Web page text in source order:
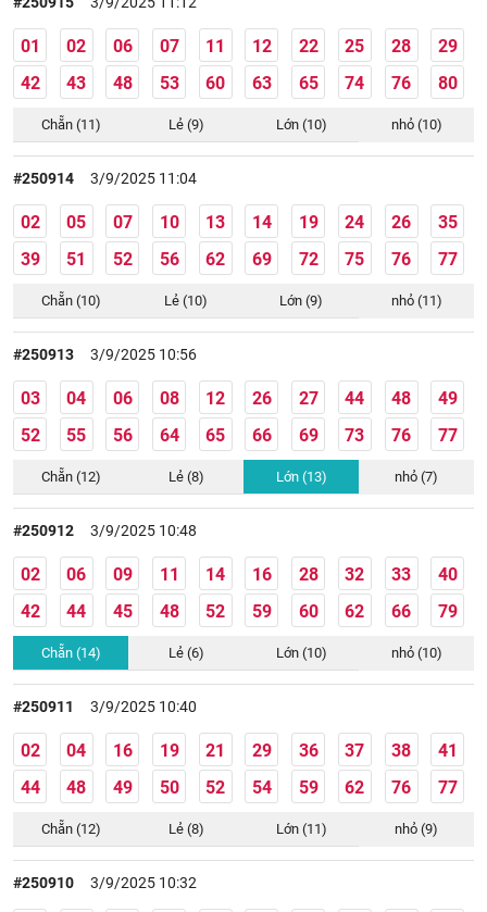
01 02 06 07 11 12 22 25 28
29
42
43 48 53 60 63 65 74 76 80
Chẵn (11) Lẻ (9) Lớn (10) nhỏ (10)
#250914 3/9/2025 11:04
02 05 07 10 13 14 19 24 26
35
39
51 52 56 62 69 72 75 76 77
Chẵn (10) Lẻ (10) Lớn (9) nhỏ (11)
#250913 3/9/2025 10:56
03 04 06 08 12 26 27 44 48
49
52
55 56 64 65 66 69 73 76 77
Chẵn (12) Lẻ (8) Lớn (13) nhỏ (7)
#250912 3/9/2025 10:48
02 06 09 11 14 16 28 32 33
40
42
44 45 48 52 59 60 62 66 79
Chẵn (14) Lẻ (6) Lớn (10) nhỏ (10)
#250911 3/9/2025 10:40
02 04 16 19 21 29 36 37 38
41
44
48 49 50 52 54 59 62 76 77
Chẵn (12) Lẻ (8) Lớn (11) nhỏ (9)
#250910 3/9/2025 10:32